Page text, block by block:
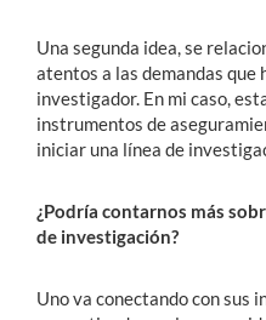
Una segunda idea, se
atentos a las demandas que
investigador. En mi caso,
instrumentos de
iniciar una línea de
¿Podría contarnos más
de investigación?
Uno va conectando con sus